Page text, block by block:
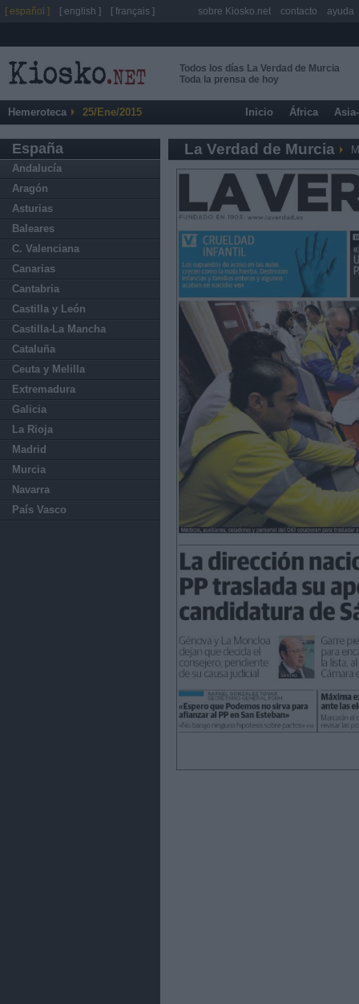
Todos los días La Verdad de Murcia
Toda la prensa de hoy
Hemeroteca 25/Ene/2015 Inicio África
España
Andalucía
Aragón
Asturias
Baleares
C. Valenciana
Canarias
Cantabria
Castilla y León
Castilla-La Mancha
Cataluña
Ceuta y Melilla
Extremadura
Galicia
La Rioja
Madrid
Murcia
Navarra
País Vasco
La Verdad de Murcia
[ español ] [ english ] [ français ] sobre Kiosko.net contacto ayuda